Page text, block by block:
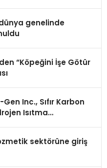
genelinde
“Köpeğini İşe Götür
Inc., Sıfır Karbon
Isıtma
sektörüne giriş